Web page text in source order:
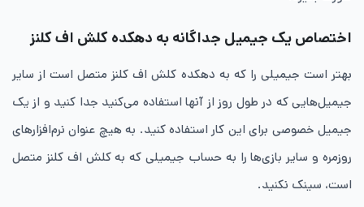
اختصاص یک جیمیل جداگانه به دهکده کلش اف کلنز
بهتر است جیمیلی را که به دهکده کلش اف کلنز متصل است از سایر
جیمیل‌هایی که در طول روز از آنها استفاده می‌کنید جدا کنید و از یک
جیمیل خصوصی برای این کار استفاده کنید. به هیچ عنوان نرم‌افزارهای
روزمره و سایر بازی‌ها را به حساب جیمیلی که به کلش اف کلنز متصل
است، سینک نکنید.